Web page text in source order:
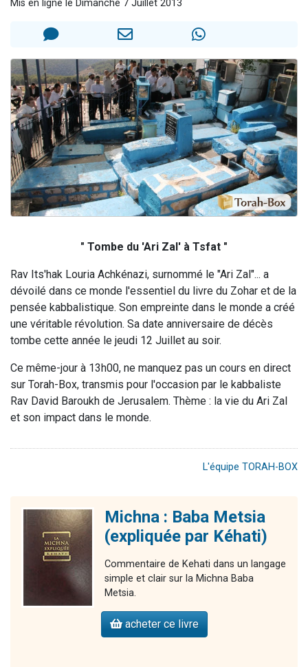
Il reste 49 places pour étudier en groupe sur Zoom
6 personnes viennent de faire un don pour 5 enfants déjà orphelins risquent de perdre leur maman
3 personnes viennent de nous rejoindre sur WhatsApp
Mis en ligne le Dimanche 7 Juillet 2013
" Tombe du 'Ari Zal' à Tsfat "
Rav Its'hak Louria Achkénazi, surnommé le "Ari Zal"... a
dévoilé dans ce monde l'essentiel du livre du Zohar et de la
pensée kabbalistique. Son empreinte dans le monde a créé
une véritable révolution. Sa date anniversaire de décès
tombe cette année le jeudi 12 Juillet au soir.
Ce même-jour à 13h00, ne manquez pas un cours en direct
sur Torah-Box, transmis pour l'occasion par le kabbaliste
Rav David Baroukh de Jerusalem. Thème : la vie du Ari Zal
et son impact dans le monde.
L'équipe TORAH-BOX
Michna : Baba Metsia
(expliquée par Kéhati)
Commentaire de Kehati dans un langage
simple et clair sur la Michna Baba
Metsia.
acheter ce livre